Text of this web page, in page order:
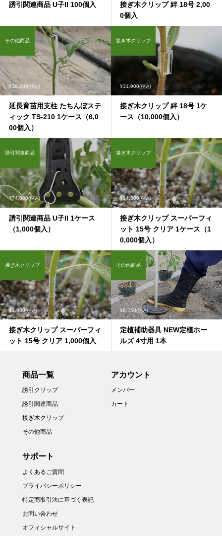
誘引関連商品 U子II 100個入
接ぎ木クリップ 絆 18号 2,00
0個入
¥38,280(税込)
延長育苗用支柱 たちんぼステ
ィック TS-210 1ケース（6,0
00個入）
その他商品
¥31,900(税込)
接ぎ木クリップ 絆 18号 1ケ
ース（10,000個入）
接ぎ木クリップ
¥74,800(税込)
誘引関連商品 U子II 1ケース
（1,000個入）
誘引関連商品
¥14,300(税込)
接ぎ木クリップ スーパーフィ
ット 15号 クリア 1ケース（1
0,000個入）
接ぎ木クリップ
¥1,980(税込)
接ぎ木クリップ スーパーフィ
ット 15号 クリア 1,000個入
接ぎ木クリップ
¥8,250(税込)
定植補助器具 NEW定植ホー
ルズ 4寸用 1本
その他商品
商品一覧
誘引クリップ
誘引関連商品
接ぎ木クリップ
その他商品
アカウント
メンバー
カート
サポート
よくあるご質問
プライバシーポリシー
特定商取引法に基づく表記
お問い合わせ
オフィシャルサイト